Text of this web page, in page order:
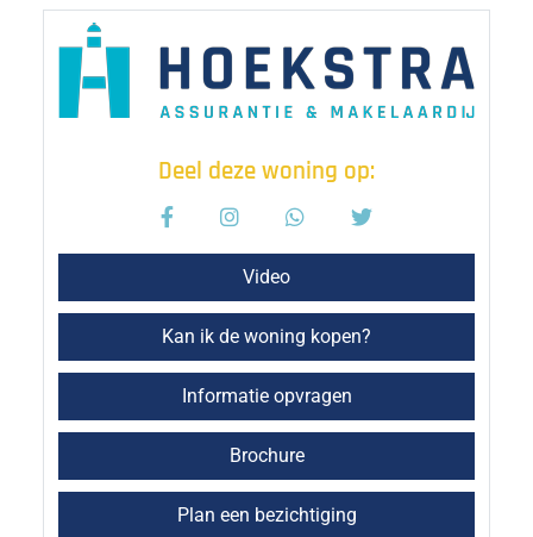
Deel deze woning op:
Video
Kan ik de woning kopen?
Informatie opvragen
Brochure
Plan een bezichtiging